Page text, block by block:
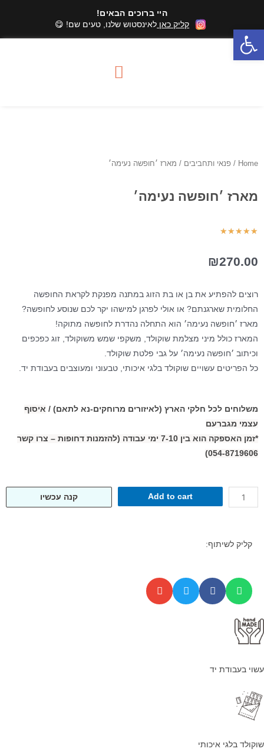
היי ברוכים הבאים!
קליק כאן לאינסטוש שלנו, טעים שם! 😋
Home
/ פנאי ותחביבים / מארז ׳חופשה נעימה׳
מארז ׳חופשה נעימה׳
★
★
★
★
★
₪270.00
רוצים להפתיע את בן או בת הזוג במתנה מפנקת לקראת החופשה
החלומית שארגנתם? או אולי לפרגן למישהו יקר לכם שנוסע לחופשה?
מארז ׳חופשה נעימה׳ הוא התחלה נהדרת לחופשה מתוקה!
המארז כולל מיני מצלמת שוקולד, משקפי שמש משוקולד, זוג כפכפים
וכיתוב ׳חופשה נעימה׳ על גבי פלטת שוקולד.
כל הפריטים עשויים שוקולד בלגי איכותי, טבעוני ומעוצבים בעבודת יד.
משלוחים לכל חלקי הארץ (לאיזורים מרוחקים-נא לתאם) / איסוף
עצמי מגברעם
*זמן האספקה הוא בין 7-10 ימי עבודה (להזמנות דחופות – צרו קשר
054-8719606)
Add to cart קנה עכשיו
קליק לשיתוף:
עשוי בעבודת יד
שוקולד בלגי איכותי
פתח סרגל נגישות